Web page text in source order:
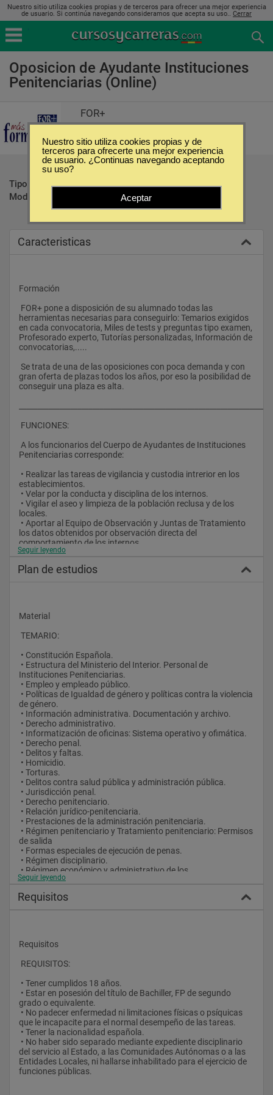
Nuestro sitio utiliza cookies propias y de terceros para ofrecer una mejor experiencia
de usuario. Si continúa navegando consideramos que acepta su uso.. Cerrar
Oposicion de Ayudante Instituciones
Penitenciarias (Online)
FOR+
Tipo:
Oposiciones
Modalidad:
Caracteristicas
Formación
herramientas necesarias para conseguirlo: Temarios exigidos
en cada convocatoria, Miles de tests y preguntas tipo examen,
Profesorado experto, Tutorías personalizadas, Información de
convocatorias,.....
gran oferta de plazas todos los años, por eso la posibilidad de
conseguir una plaza es alta.
FUNCIONES:
Penitenciarias corresponde:
establecimientos.
• Velar por la conducta y disciplina de los internos.
locales.
los datos obtenidos por observación directa del
comportamiento de los internos.
• Participar en las tareas reeducadoras y de rehabilitación de
Observación o Juntas de Tratamiento.
cualesquiera otras tareas que, en razón de su servicio
especifico les sean encomendadas.
Pruebas
PRUEBAS SELECTIVAS:
(Orientativas puesto que puede haber pequeñas diferencias
de una convocatoria a otra)
aptitudinales y variables de comportamiento.
un cuestionario de respuesta alternativa sobre el contenido del
programa. Segunda parte, resolver por escrito a supuestos de
carácter práctico sobre el contenido del programa.
• TERCER EJERCICIO: Prueba de aptitud médica.
Seguir leyendo
Plan de estudios
Material
TEMARIO:
• Constitución Española.
Instituciones Penitenciarias.
• Empleo y empleado público.
de género.
• Información administrativa. Documentación y archivo.
• Derecho administrativo.
• Informatización de oficinas: Sistema operativo y ofimática.
• Derecho penal.
• Delitos y faltas.
• Homicidio.
• Torturas.
• Delitos contra salud pública y administración pública.
• Jurisdicción penal.
• Derecho penitenciario.
• Relación jurídico-penitenciaria.
• Prestaciones de la administración penitenciaria.
de salida
• Formas especiales de ejecución de penas.
• Régimen disciplinario.
Establecimientos Penitenciarios.
Seguir leyendo
Requisitos
Requisitos
REQUISITOS:
• Tener cumplidos 18 años.
grado o equivalente.
que le incapacite para el normal desempeño de las tareas.
• Tener la nacionalidad española.
del servicio al Estado, a las Comunidades Autónomas o a las
Entidades Locales, ni hallarse inhabilitado para el ejercicio de
funciones públicas.
Nuestro sitio utiliza cookies propias y de
terceros para ofrecerte una mejor experiencia
de usuario. ¿Continuas navegando aceptando
su uso?
Aceptar